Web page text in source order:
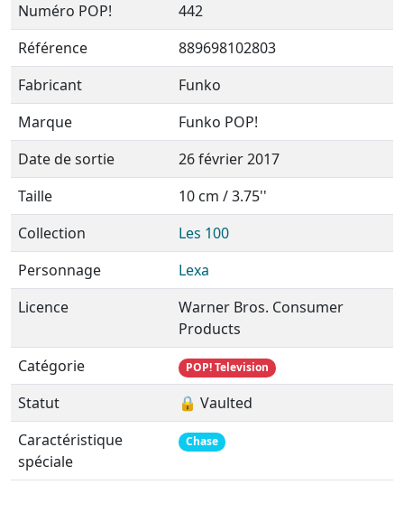
Numéro POP!
442
Référence
889698102803
Fabricant
Funko
Marque
Funko POP!
Date de sortie
26 février 2017
Taille
10 cm / 3.75''
Collection
Les 100
Personnage
Lexa
Licence
Warner Bros. Consumer
Products
Catégorie
POP! Television
Statut
🔒 Vaulted
Caractéristique
spéciale
Chase